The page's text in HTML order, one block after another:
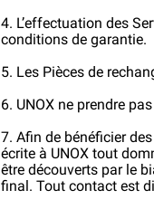
4. L’effectuation des
conditions de garantie.
5. Les Pièces de
6. UNOX ne prendre
7. Afin de bénéficier
écrite à UNOX tout
être découverts par le
final. Tout contact est